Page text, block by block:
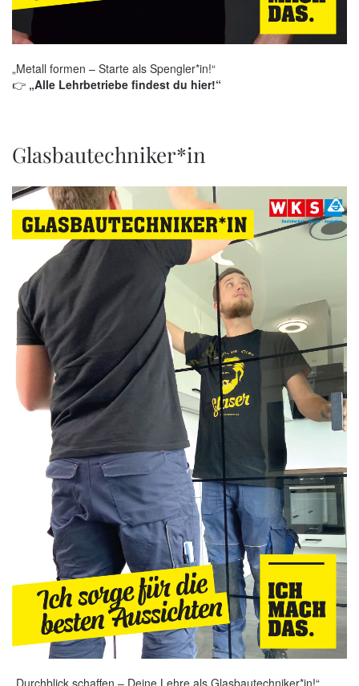
„Metall formen – Starte als Spengler*in!“
👉 „Alle Lehrbetriebe findest du hier!“
Glasbautechniker*in
„Durchblick schaffen – Deine Lehre als Glasbautechniker*in!“